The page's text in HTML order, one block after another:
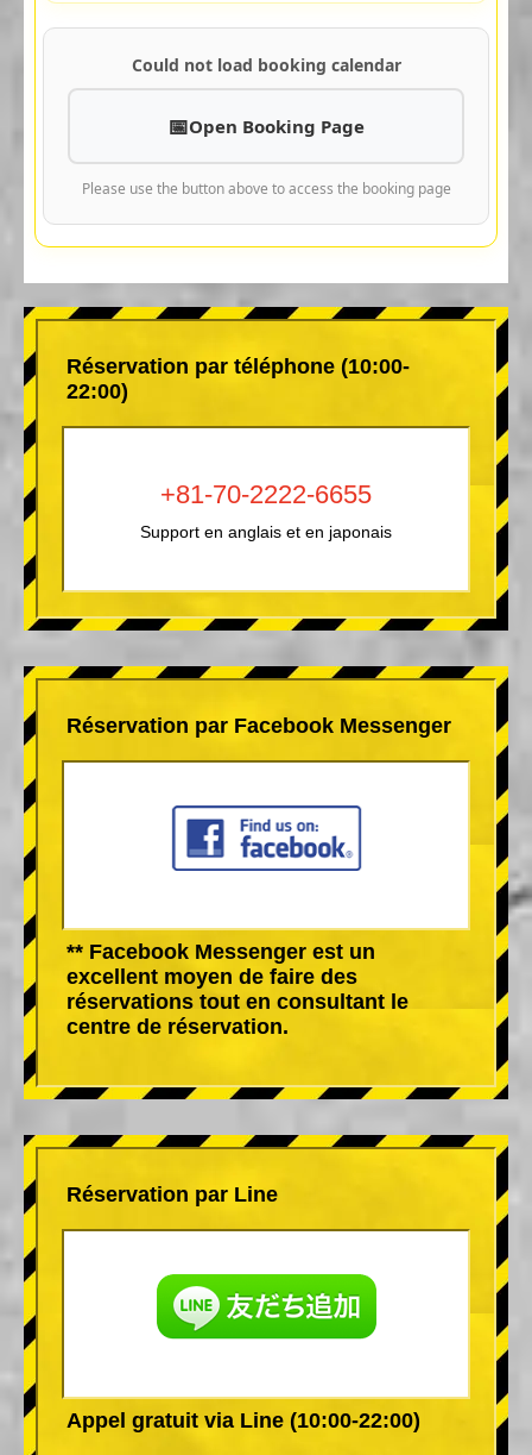
Could not load booking calendar
Open Booking Page
Please use the button above to access the booking page
Réservation par téléphone (10:00-
22:00)
+81-70-2222-6655
Support en anglais et en japonais
Réservation par Facebook Messenger
** Facebook Messenger est un
excellent moyen de faire des
réservations tout en consultant le
centre de réservation.
Réservation par Line
Appel gratuit via Line (10:00-22:00)